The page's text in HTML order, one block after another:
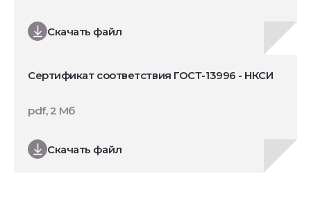
Скачать файл
Сертификат соответствия ГОСТ-13996 - НКСИ
Скачать файл
pdf, 2 Мб